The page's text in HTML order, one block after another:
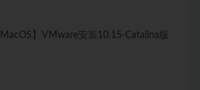
MacOS】VMware安装10.15-Catalina版